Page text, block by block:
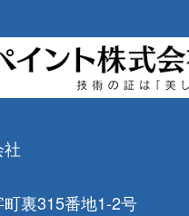
裏315番地1-2号